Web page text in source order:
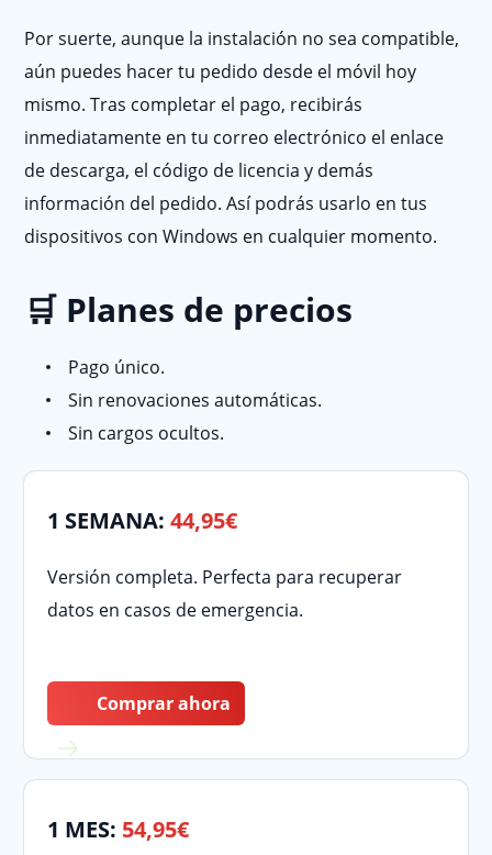
Por suerte, aunque la instalación no sea compatible,
aún puedes hacer tu pedido desde el móvil hoy
mismo. Tras completar el pago, recibirás
inmediatamente en tu correo electrónico el enlace
de descarga, el código de licencia y demás
información del pedido. Así podrás usarlo en tus
dispositivos con Windows en cualquier momento.
🛒 Planes de precios
Pago único.
Sin renovaciones automáticas.
Sin cargos ocultos.
1 SEMANA: 44,95€
Versión completa. Perfecta para recuperar
datos en casos de emergencia.
Comprar ahora
1 MES: 54,95€